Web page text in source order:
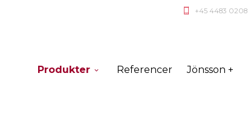
+45 4483 0208
Produkter Referencer Jönsson +